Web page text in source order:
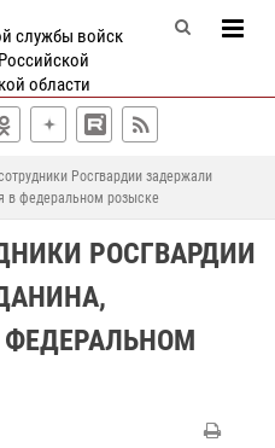
службы войск
области
Росгвардии задержали
в федеральном розыске
РОСГВАРДИИ